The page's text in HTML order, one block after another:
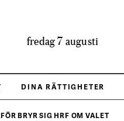
fredag 7 augusti
DINA RÄTTIGHETER
BRYR SIG HRF OM VALET